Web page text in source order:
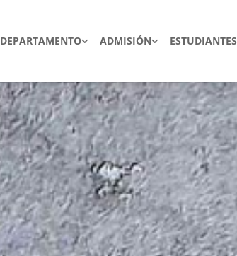
DEPARTAMENTO ADMISIÓN ESTUDIANTES